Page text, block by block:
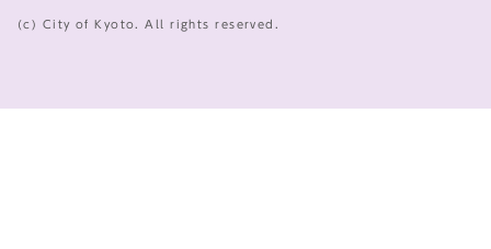
(c) City of Kyoto. All rights reserved.